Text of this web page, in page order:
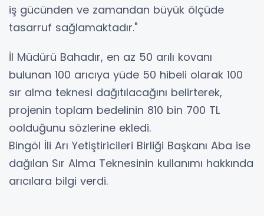
iş gücünden ve zamandan büyük ölçüde
tasarruf sağlamaktadır."
İl Müdürü Bahadır, en az 50 arılı kovanı
bulunan 100 arıcıya yüde 50 hibeli olarak 100
sır alma teknesi dağıtılacağını belirterek,
projenin toplam bedelinin 810 bin 700 TL
oolduğunu sözlerine ekledi.
Bingöl İli Arı Yetiştiricileri Birliği Başkanı Aba ise
dağılan Sır Alma Teknesinin kullanımı hakkında
arıcılara bilgi verdi.